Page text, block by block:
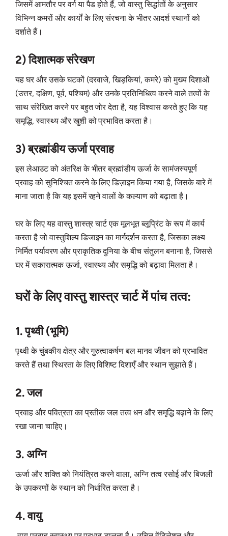
जिसमें आमतौर पर वर्ग या पैड होते हैं, जो वास्तु सिद्धांतों के अनुसार
विभिन्न कमरों और कार्यों के लिए संरचना के भीतर आदर्श स्थानों को
दर्शाते हैं।
2) दिशात्मक संरेखण
यह घर और उसके घटकों (दरवाजे, खिड़कियां, कमरे) को मुख्य दिशाओं
(उत्तर, दक्षिण, पूर्व, पश्चिम) और उनके प्रतिनिधित्व करने वाले तत्वों के
साथ संरेखित करने पर बहुत जोर देता है, यह विश्वास करते हुए कि यह
समृद्धि, स्वास्थ्य और खुशी को प्रभावित करता है।
3) ब्रह्मांडीय ऊर्जा प्रवाह
इस लेआउट को अंतरिक्ष के भीतर ब्रह्मांडीय ऊर्जा के सामंजस्यपूर्ण
प्रवाह को सुनिश्चित करने के लिए डिज़ाइन किया गया है, जिसके बारे में
माना जाता है कि यह इसमें रहने वालों के कल्याण को बढ़ाता है।
घर के लिए यह वास्तु शास्त्र चार्ट एक मूलभूत ब्लूप्रिंट के रूप में कार्य
करता है जो वास्तुशिल्प डिजाइन का मार्गदर्शन करता है, जिसका लक्ष्य
निर्मित पर्यावरण और प्राकृतिक दुनिया के बीच संतुलन बनाना है, जिससे
घर में सकारात्मक ऊर्जा, स्वास्थ्य और समृद्धि को बढ़ावा मिलता है।
घरों के लिए वास्तु शास्त्र चार्ट में पांच तत्व:
1. पृथ्वी (भूमि)
पृथ्वी के चुंबकीय क्षेत्र और गुरुत्वाकर्षण बल मानव जीवन को प्रभावित
करते हैं तथा स्थिरता के लिए विशिष्ट दिशाएँ और स्थान सुझाते हैं।
2. जल
प्रवाह और पवित्रता का प्रतीक जल तत्व धन और समृद्धि बढ़ाने के लिए
रखा जाना चाहिए।
3. अग्नि
ऊर्जा और शक्ति को नियंत्रित करने वाला, अग्नि तत्व रसोई और बिजली
के उपकरणों के स्थान को निर्धारित करता है।
4. वायु